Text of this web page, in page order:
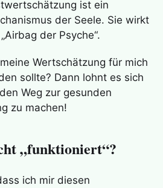
ist ein
der Seele. Sie wirkt
der Psyche“.
Wertschätzung für mich
sollte? Dann lohnt es sich
Weg zur gesunden
zu machen!
„funktioniert“?
ich mir diesen